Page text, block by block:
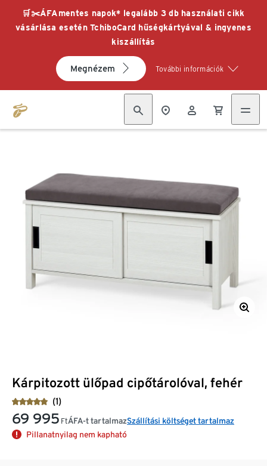
🛒✂️ÁFAmentes napok* legalább 3 db használati cikk
vásárlása esetén TchiboCard hűségkártyával & ingyenes
kiszállítás
Megnézem További információk
Kárpitozott ülőpad cipőtárolóval, fehér
(1)
69 995 FtÁFA-t tartalmazSzállítási költséget tartalmaz
Pillanatnyilag nem kapható